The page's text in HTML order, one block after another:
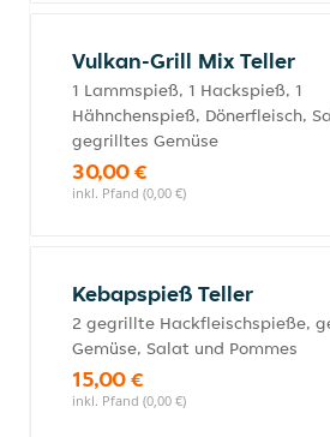
Vulkan-Grill Mix Teller
1 Lammspieß, 1 Hackspieß, 1
Hähnchenspieß, Dönerfleisch,
gegrilltes Gemüse
30,00 €
inkl. Pfand (0,00 €)
Kebapspieß Teller
2 gegrillte Hackfleischspieße,
Gemüse, Salat und Pommes
15,00 €
inkl. Pfand (0,00 €)